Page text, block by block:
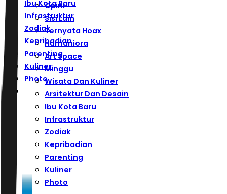
Ibu Kota Baru
Infrastruktur
Zodiak
Kepribadian
Parenting
Kuliner
Photo
Opini
Sisi Lain
Ternyata Hoax
Humaniora
Art Space
Minggu
Wisata Dan Kuliner
Arsitektur Dan Desain
Ibu Kota Baru
Infrastruktur
Zodiak
Kepribadian
Parenting
Kuliner
Photo